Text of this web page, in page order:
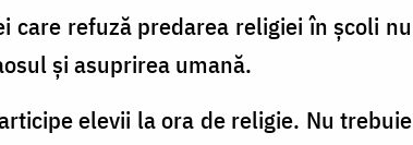
care refuză predarea religiei în școli nu
și asuprirea umană.
elevii la ora de religie. Nu trebuie